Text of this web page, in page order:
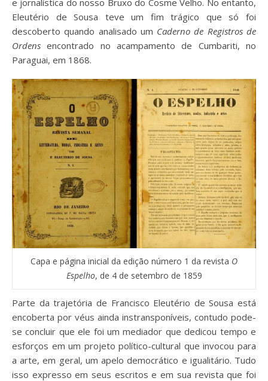
e jornalística do nosso Bruxo do Cosme Velho. No entanto,
Eleutério de Sousa teve um fim trágico que só foi
descoberto quando analisado um Caderno de Registros de
Ordens encontrado no acampamento de Cumbariti, no
Paraguai, em 1868.
Capa e página inicial da edição número 1 da revista O
Espelho, de 4 de setembro de 1859
Parte da trajetória de Francisco Eleutério de Sousa está
encoberta por véus ainda instransponíveis, contudo pode-
se concluir que ele foi um mediador que dedicou tempo e
esforços em um projeto político-cultural que invocou para
a arte, em geral, um apelo democrático e igualitário. Tudo
isso expresso em seus escritos e em sua revista que foi